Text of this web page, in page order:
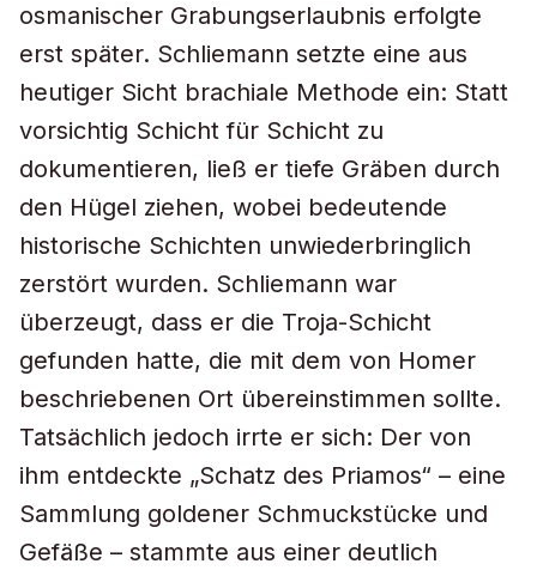
osmanischer Grabungserlaubnis erfolgte
erst später. Schliemann setzte eine aus
heutiger Sicht brachiale Methode ein: Statt
vorsichtig Schicht für Schicht zu
dokumentieren, ließ er tiefe Gräben durch
den Hügel ziehen, wobei bedeutende
historische Schichten unwiederbringlich
zerstört wurden. Schliemann war
überzeugt, dass er die Troja-Schicht
gefunden hatte, die mit dem von Homer
beschriebenen Ort übereinstimmen sollte.
Tatsächlich jedoch irrte er sich: Der von
ihm entdeckte „Schatz des Priamos“ – eine
Sammlung goldener Schmuckstücke und
Gefäße – stammte aus einer deutlich